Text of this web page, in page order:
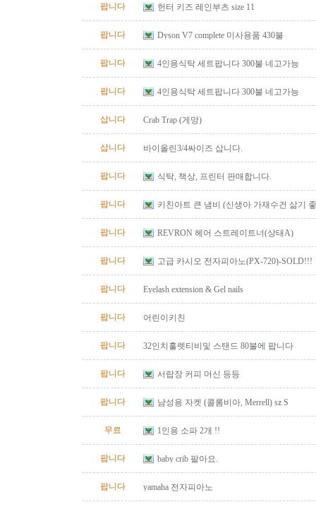
팝니다 헌터 키즈 레인부츠 size 11
팝니다 Dyson V7 complete 미사용품 430불
팝니다 4인용식탁 세트팝니다 300불 네고가능
팝니다 4인용식탁 세트팝니다 300불 네고가능
삽니다 Crab Trap (게망)
삽니다 바이올린3/4싸이즈 삽니다.
팝니다 식탁, 책상, 프린터 판매합니다.
팝니다 키친아트 큰 냄비 (신생아 가재수건 삶기
팝니다 REVRON 헤어 스트레이트너(상태A)
팝니다 고급 카시오 전자피아노(PX-720)-SOLD!!!
팝니다 Eyelash extension & Gel nails
팝니다 어린이키친
팝니다 32인치훌렛티비및 스탠드 80불에 팝니다
팝니다 서랍장 커피 머신 등등
팝니다 남성용 자켓 (콜롬비아, Merrell) sz S
무료 1인용 소파 2개 !!
팝니다 baby crib 팔아요.
팝니다 yamaha 전자피아노